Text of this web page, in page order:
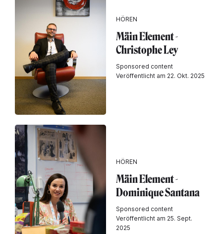
HÖREN
Mäin Element -
Christophe Ley
Sponsored content
Veröffentlicht am 22. Okt. 2025
HÖREN
Mäin Element -
Dominique Santana
Sponsored content
Veröffentlicht am 25. Sept.
2025